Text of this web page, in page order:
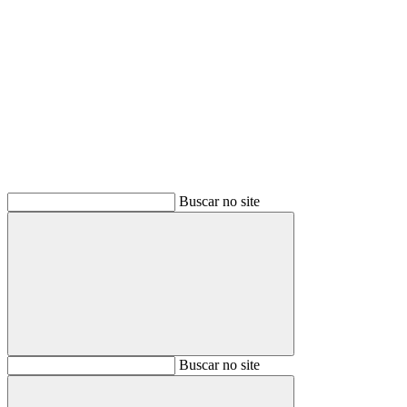
Buscar no site
BuscarBuscar no site